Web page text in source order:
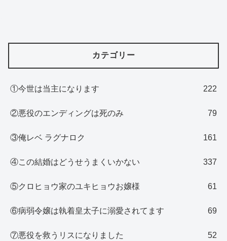
カテゴリー
①今世は当主になります 222
②悪役のエンディングは死のみ 79
③俺レベ ラグナロク 161
④この結婚はどうせうまくいかない 337
⑤クロヒョウ家のユキヒョウお嬢様 61
⑥病弱令嬢は執着皇太子に溺愛されてます 69
⑦悪役を救うリスになりました 52